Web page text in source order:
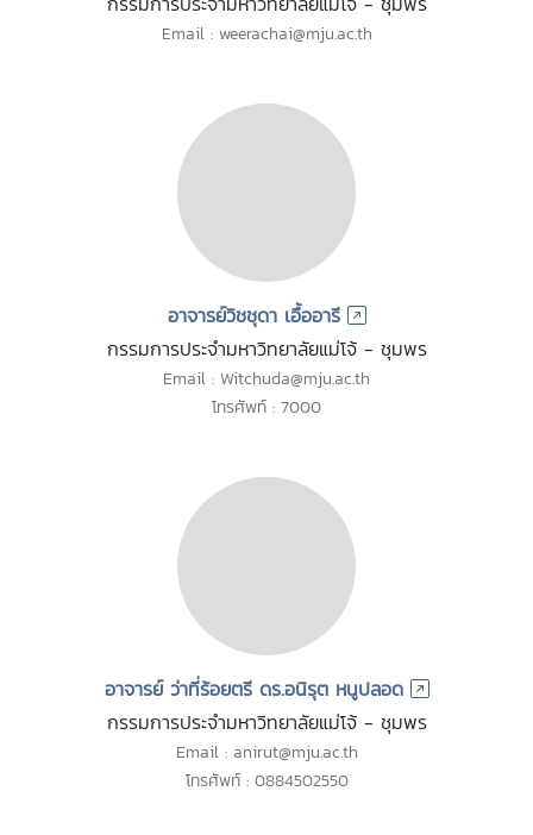
Email : weerachai@mju.ac.th
อาจารย์วิชชุดา เอื้ออารี
กรรมการประจำมหาวิทยาลัยแม่โจ้ - ชุมพร
Email : Witchuda@mju.ac.th
โทรศัพท์ : 7000
อาจารย์ ว่าที่ร้อยตรี ดร.อนิรุต หนูปลอด
กรรมการประจำมหาวิทยาลัยแม่โจ้ - ชุมพร
Email : anirut@mju.ac.th
โทรศัพท์ : 0884502550